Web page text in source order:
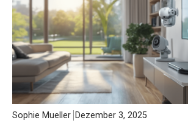
Sophie Mueller Dezember 3, 2025